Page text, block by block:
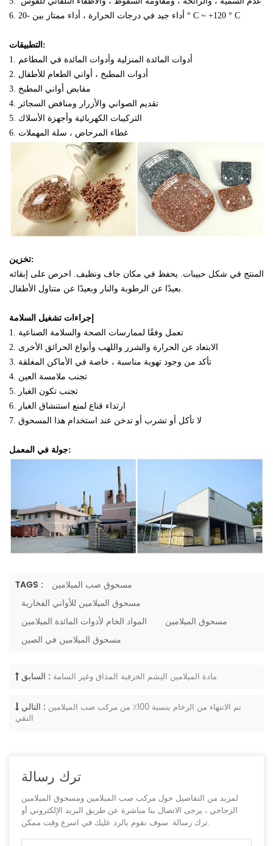
6. أداء جيد في درجات الحرارة ، أداء ممتاز بين -20 ° C ~ +120 ° C
التطبيقات:
1. أدوات المائدة المنزلية وأدوات المائدة في المطاعم
2. أدوات المطبخ ، أواني الطعام للأطفال
3. مقابض أواني المطبخ
4. تقديم الصواني والأزرار ومنافض السجائر
5. التركيبات الكهربائية وأجهزة الأسلاك
6. غطاء المرحاض ، سلة المهملات
تخزين:
المنتج في شكل حبيبات. يحفظ في مكان جاف ونظيف. احرص على إبقائه
إجراءات تشغيل السلامة
1. تعمل وفقًا لممارسات الصحة والسلامة الصناعية
2. الابتعاد عن الحرارة والشرر واللهب وأنواع الحرائق الأخرى
3. تأكد من وجود تهوية مناسبة ، خاصة في الأماكن المغلقة
4. تجنب ملامسة العين
5. تجنب تكون الغبار
6. ارتداء قناع لمنع استنشاق الغبار
7. لا تأكل أو تشرب أو تدخن عند استخدام هذا المسحوق
جولة في المعمل:
TAGS :
مسحوق صب الميلامين
مسحوق الميلامين للأواني الفخارية
المواد الخام لأدوات المائدة الميلامين
مسحوق الميلامين
مسحوق الميلامين في الصين
السابق : مادة الميلامين اليشم الخزفية المذاق وغير السامة
التالي : تم الانتهاء من الرخام بنسبة 100٪ من مركب صب الميلامين
النقي
ترك رسالة
لمزيد من التفاصيل حول مركب صب الميلامين ومسحوق الميلامين
الزجاجي ، يرجى الاتصال بنا مباشرة عن طريق البريد الإلكتروني أو
ترك رسالة. سوف نقوم بالرد عليك في اسرع وقت ممكن.